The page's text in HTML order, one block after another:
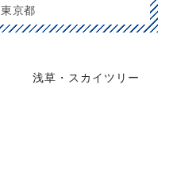
東京都
浅草・スカイツリー